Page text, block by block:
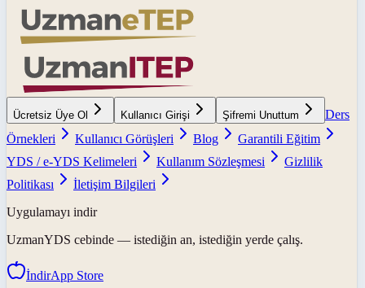
Ücretsiz Üye Ol Kullanıcı Girişi Şifremi Unuttum
Ders
Örnekleri
Kullanıcı Görüşleri Blog
Garantili Eğitim
YDS / e-YDS Kelimeleri
Kullanım Sözleşmesi
Gizlilik
Politikası
İletişim Bilgileri
Uygulamayı indir
UzmanYDS cebinde — istediğin an, istediğin yerde çalış.
İndirApp Store